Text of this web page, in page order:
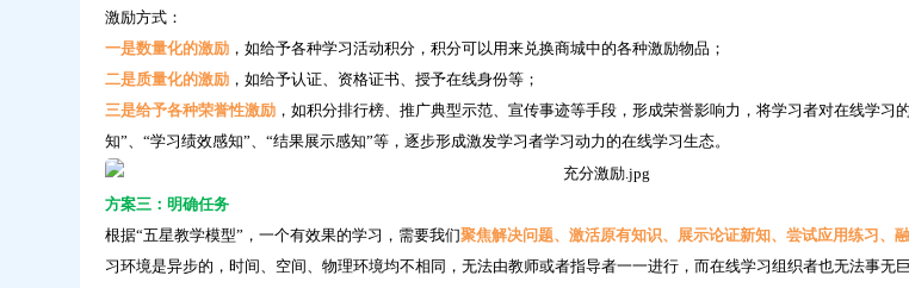
激励方式：
一是数量化的激励，如给予各种学习活动积分，积分可以用来兑换商城中的各种激励物品；
二是质量化的激励，如给予认证、资格证书、授予在线身份等；
三是给予各种荣誉性激励，如积分排行榜、推广典型示范、宣传事迹等手段，形成荣誉影响力，将学习者对在线学习
知”、“学习绩效感知”、“结果展示感知”等，逐步形成激发学习者学习动力的在线学习生态。
方案三：明确任务
根据“五星教学模型”，一个有效果的学习，需要我们聚焦解决问题、激活原有知识、展示论证新知、尝试应用练习、
习环境是异步的，时间、空间、物理环境均不相同，无法由教师或者指导者一一进行，而在线学习组织者也无法事无